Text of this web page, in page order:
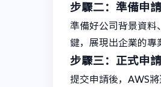
步驟二：準備申
準備好公司背景資料
鍵，展現出企業的專
步驟三：正式申
提交申請後，AWS